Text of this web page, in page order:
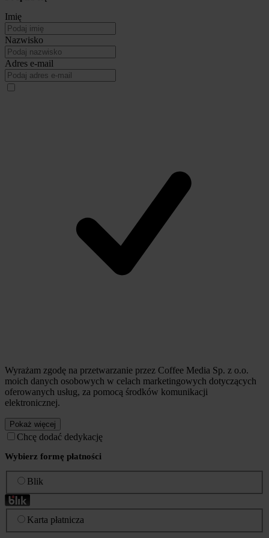
Imię
Nazwisko
Adres e-mail
Wyrażam zgodę na przetwarzanie przez Coffee Media Sp. z o.o.
moich danych osobowych w celach marketingowych dotyczących
oferowanych usług, za pomocą środków komunikacji
elektronicznej.
Pokaż więcej
Chcę dodać dedykację
Wybierz formę płatności
Blik
Karta płatnicza